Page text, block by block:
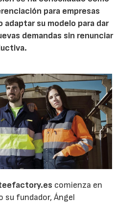
para empresas
adaptar su modelo para dar
demandas sin renunciar
comienza en
su fundador, Ángel